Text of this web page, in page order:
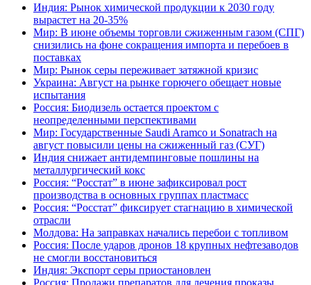
Индия: Рынок химической продукции к 2030 году
вырастет на 20-35%
Мир: В июне объемы торговли сжиженным газом (СПГ)
снизились на фоне сокращения импорта и перебоев в
поставках
Мир: Рынок серы переживает затяжной кризис
Украина: Август на рынке горючего обещает новые
испытания
Россия: Биодизель остается проектом с
неопределенными перспективами
Мир: Государственные Saudi Aramco и Sonatrach на
август повысили цены на сжиженный газ (СУГ)
Индия снижает антидемпинговые пошлины на
металлургический кокс
Россия: “Росстат” в июне зафиксировал рост
производства в основных группах пластмасс
Россия: “Росстат” фиксирует стагнацию в химической
отрасли
Молдова: На заправках начались перебои с топливом
Россия: После ударов дронов 18 крупных нефтезаводов
не смогли восстановиться
Индия: Экспорт серы приостановлен
Россия: Продажи препаратов для лечения проказы